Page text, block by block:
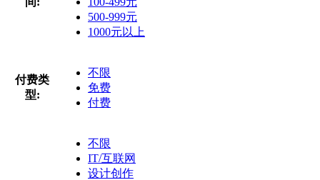
500-999元
1000元以上
付费类
型:
不限
免费
付费
不限
IT/互联网
设计创作